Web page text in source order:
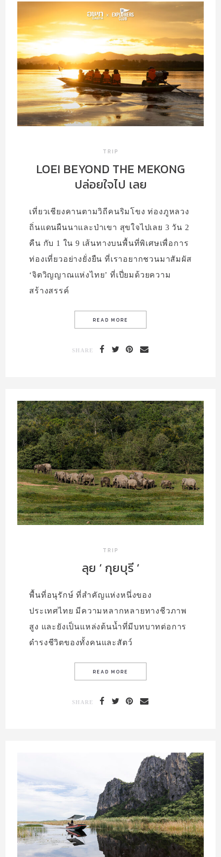
TRIP
LOEI BEYOND THE MEKONG
ปล่อยใจไป เลย
เที่ยวเชียงคานตามวิถีคนริมโขง ท่องภูหลวง
ถิ่นแดนผืนนาและป่าเขา สุขใจไปเลย 3 วัน 2
คืน กับ 1 ใน 9 เส้นทางบนพื้นที่พิเศษเพื่อการ
ท่องเที่ยวอย่างยั่งยืน ที่เราอยากชวนมาสัมผัส
‘จิตวิญญาณแห่งไทย’ ที่เปี่ยมด้วยความ
สร้างสรรค์
SHARE
TRIP
ลุย ‘ กุยบุรี ‘
พื้นที่อนุรักษ์ ที่สำคัญแห่งหนึ่งของ
ประเทศไทย มีความหลากหลายทางชีวภาพ
สูง และยังเป็นแหล่งต้นน้ำที่มีบทบาทต่อการ
ดำรงชีวิตของทั้งคนและสัตว์
SHARE